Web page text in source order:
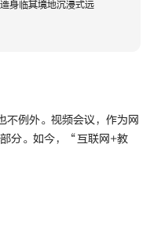
身临其境地沉浸式远
例外。视频会议，作为网
分。如今，“互联网+教